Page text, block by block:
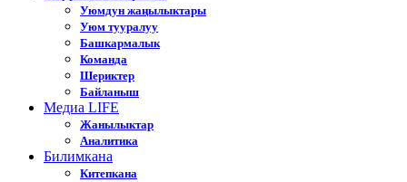
Уюмдун жаңылыктары
Уюм тууралуу
Башкармалык
Команда
Шериктер
Байланыш
Медиа LIFE
Жанылыктар
Аналитика
Билимкана
Китепкана